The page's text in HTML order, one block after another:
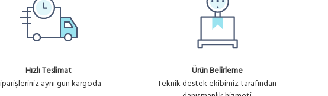
Hızlı Teslimat
aynı gün kargoda
Ürün Belirleme
Teknik destek ekibimiz tarafından